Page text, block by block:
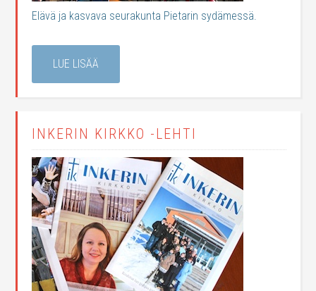
Elävä ja kasvava seurakunta Pietarin sydämessä.
LUE LISÄÄ
INKERIN KIRKKO -LEHTI